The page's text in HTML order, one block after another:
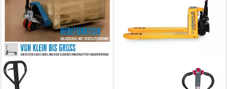
GÜDE
Gabelhubwagen »GHW 2500-
OSWALD TRANSPORTGERÄTE